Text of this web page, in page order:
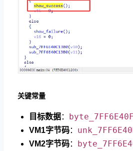
关键常量
目标数据：
VM1字节码：
VM2字节码：